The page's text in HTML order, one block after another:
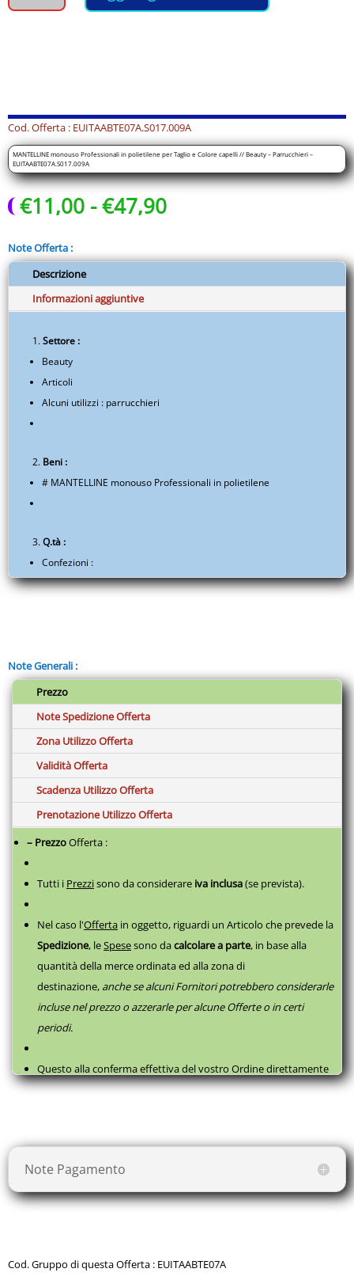
Colore
capelli
//
Beauty
-
Parrucchieri
EUITAABTE07A.S017.009A
quantità
Cod. Offerta : EUITAABTE07A.S017.009A
MANTELLINE monouso Professionali in polietilene per Taglio e Colore capelli // Beauty – Parrucchieri –
EUITAABTE07A.S017.009A
€11,00 -€47,90Fascia
da
a
€47,90
Note Offerta :
Descrizione
Informazioni aggiuntive
Settore :
Beauty
Articoli
Alcuni utilizzi : parrucchieri
Beni :
# MANTELLINE monouso Professionali in polietilene
Q.tà :
Confezioni :
pz 30 cd - Mantellina perColore– cm 85 x 110
Note Generali :
Prezzo
Note Spedizione Offerta
Zona Utilizzo Offerta
Validità Offerta
Scadenza Utilizzo Offerta
Prenotazione Utilizzo Offerta
– PrezzoOfferta :
Tutti i Prezzisono da considerare iva inclusa(se prevista).
Nel caso l'Offerta in oggetto, riguardi un Articolo che prevede la
Spedizione, leSpesesono dacalcolare a parte, in base alla
quantità della merce ordinata ed alla zona di
destinazione, anche se alcuni Fornitori potrebbero considerarle
incluse nel prezzo o azzerarle per alcune Offerte o in certi
periodi.
Questo alla conferma effettiva del vostro Ordine direttamente
con il fornitore, successivamente a questaPrenotazione, come
Note Pagamento
Cod. Gruppo di questa Offerta : EUITAABTE07A